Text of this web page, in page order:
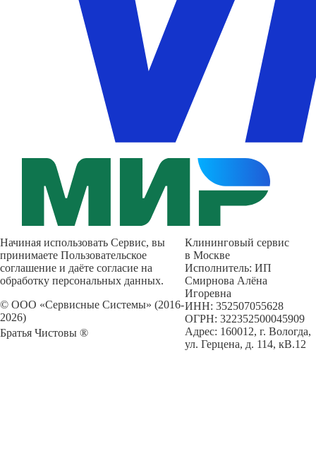
Начиная использовать Сервис, вы
принимаете Пользовательское
соглашение и даёте согласие на
обработку персональных данных.
© ООО «Сервисные Системы» (2016-
2026)
Братья Чистовы ®
Клининговый сервис
в Москве
Исполнитель: ИП
Смирнова Алёна
Игоревна
ИНН: 352507055628
ОГРН: 322352500045909
Адрес: 160012, г. Вологда,
ул. Герцена, д. 114, кВ.12